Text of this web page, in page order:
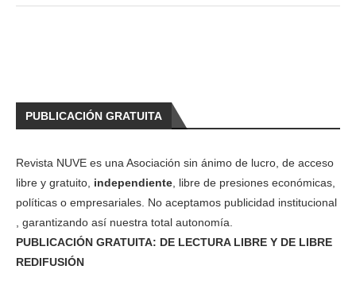
PUBLICACIÓN GRATUITA
Revista NUVE es una Asociación sin ánimo de lucro, de acceso
libre y gratuito, independiente , libre de presiones económicas,
políticas o empresariales. No aceptamos publicidad institucional
, garantizando así nuestra total autonomía.
PUBLICACIÓN GRATUITA: DE LECTURA LIBRE Y DE LIBRE
REDIFUSIÓN